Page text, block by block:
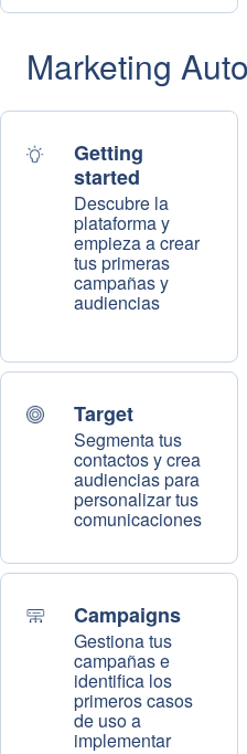
Marketing
Getting
started
Descubre la
plataforma y
empieza a crear
tus primeras
campañas y
audiencias
Target
Segmenta tus
contactos y crea
audiencias para
personalizar tus
comunicaciones
Campaigns
Gestiona tus
campañas e
identifica los
primeros casos
de uso a
implementar